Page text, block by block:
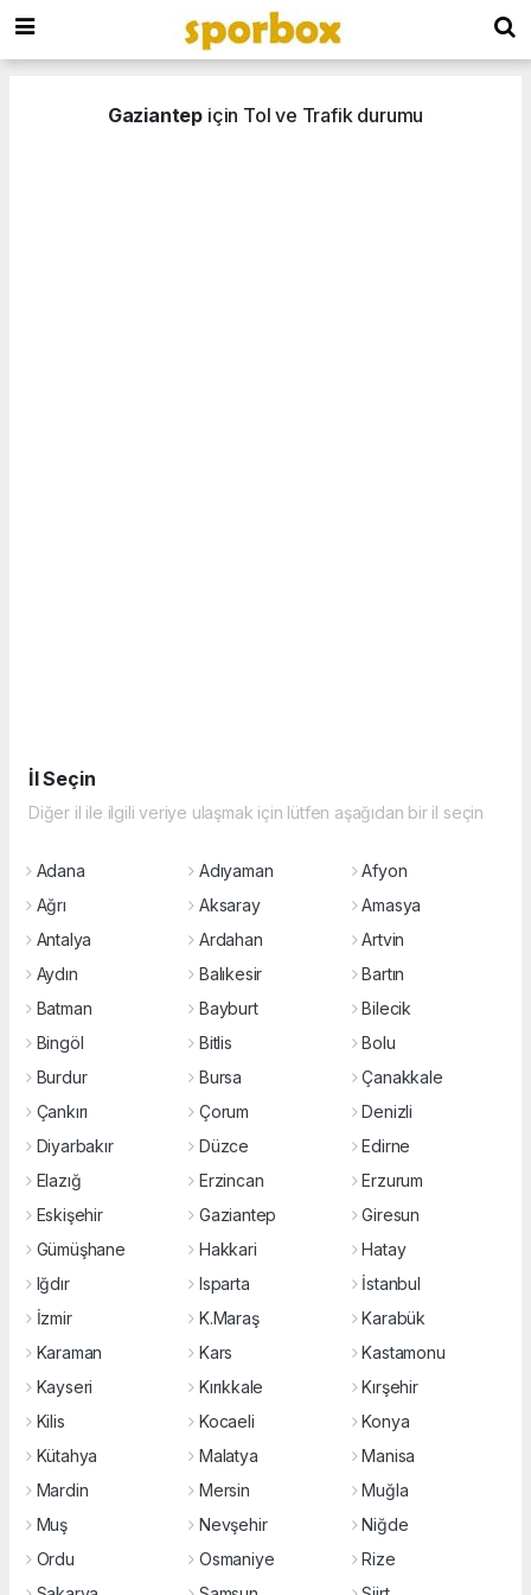
Gaziantep için Tol ve Trafik durumu
İl Seçin
Diğer il ile ilgili veriye ulaşmak için lütfen aşağıdan bir il seçin
Adana Adıyaman
Afyon
Ağrı
Aksaray
Amasya
Antalya
Ardahan
Artvin
Aydın
Balıkesir
Bartın
Batman
Bayburt
Bilecik
Bingöl
Bitlis
Bolu
Burdur
Bursa
Çanakkale
Çankırı
Çorum
Denizli
Diyarbakır
Düzce
Edirne
Elazığ
Erzincan
Erzurum
Eskişehir
Gaziantep
Giresun
Gümüşhane
Hakkari
Hatay
Iğdır
Isparta
İstanbul
İzmir
K.Maraş
Karabük
Karaman
Kars
Kastamonu
Kayseri
Kırıkkale
Kırşehir
Kilis
Kocaeli
Konya
Kütahya
Malatya
Manisa
Mardin
Mersin
Muğla
Muş
Nevşehir
Niğde
Ordu
Osmaniye
Rize